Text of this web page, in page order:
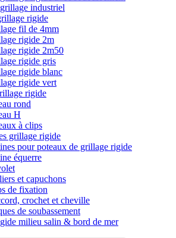
industriel
rigide
fil de 4mm
rigide 2m
rigide 2m50
rigide gris
rigide blanc
rigide vert
rigide
rond
H
à clips
grillage rigide
pour poteaux de grillage rigide
équerre
et capuchons
de fixation
crochet et cheville
de soubassement
milieu salin & bord de mer